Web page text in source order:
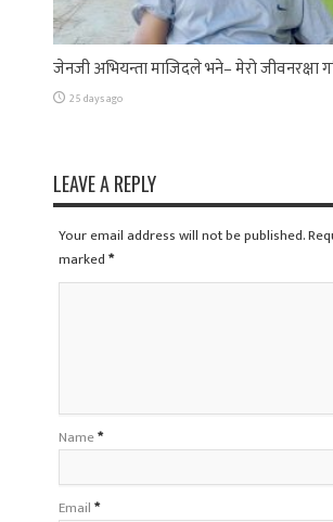
जेनजी अभियन्ता माजिदले भने– मेरो जीवनरक्षा
25 days ago
LEAVE A REPLY
Your email address will not be published.
marked*
Name*
Email*